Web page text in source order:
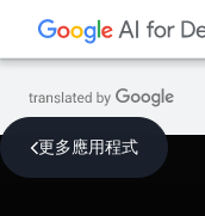
更多應用程式